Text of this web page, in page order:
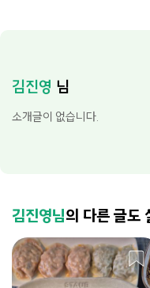
김진영 님
소개글이 없습니다.
김진영님의 다른 글도